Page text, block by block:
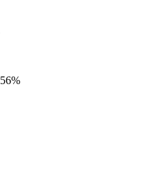
56%